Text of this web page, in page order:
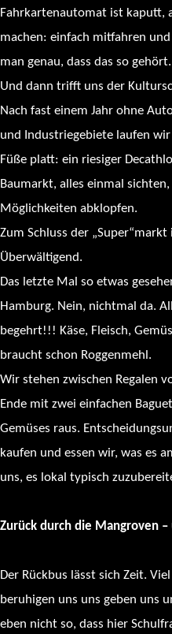
Fahrkartenautomat ist kaputt,
machen: einfach mitfahren
man genau, dass das so gehört.
Und dann trifft uns der
Nach fast einem Jahr ohne
und Industriegebiete laufen wir
Füße platt: ein riesiger
Baumarkt, alles einmal
Möglichkeiten abklopfen.
Zum Schluss der „Super“markt
Überwältigend.
Das letzte Mal so etwas
Hamburg. Nein, nichtmal da.
begehrt!!! Käse, Fleisch,
braucht schon Roggenmehl.
Wir stehen zwischen Regalen
Ende mit zwei einfachen
Gemüses raus.
kaufen und essen wir, was es
uns, es lokal typisch
Zurück durch die Mangroven
Der Rückbus lässt sich Zeit.
beruhigen uns uns geben uns
eben nicht so, dass hier